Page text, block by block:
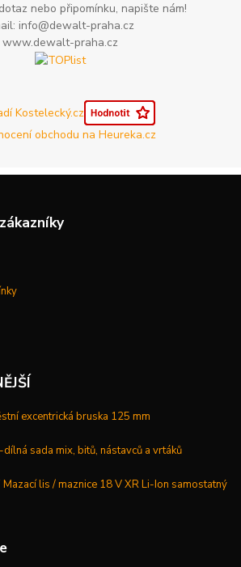
nebo připomínku, napište nám!
info@dewalt-praha.cz
www.dewalt-praha.cz
excentrická bruska 125 mm
sada mix, bitů, nástavců a vrtáků
lis / maznice 18 V XR Li-Ion samostatný